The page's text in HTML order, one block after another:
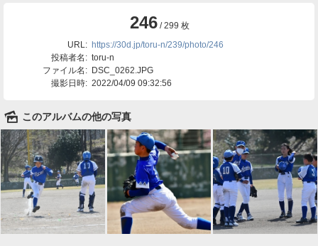
246/ 299 枚
URL: https://30d.jp/toru-n/239/photo/246
投稿者名: toru-n
ファイル名: DSC_0262.JPG
撮影日時: 2022/04/09 09:32:56
🌄 このアルバムの他の写真